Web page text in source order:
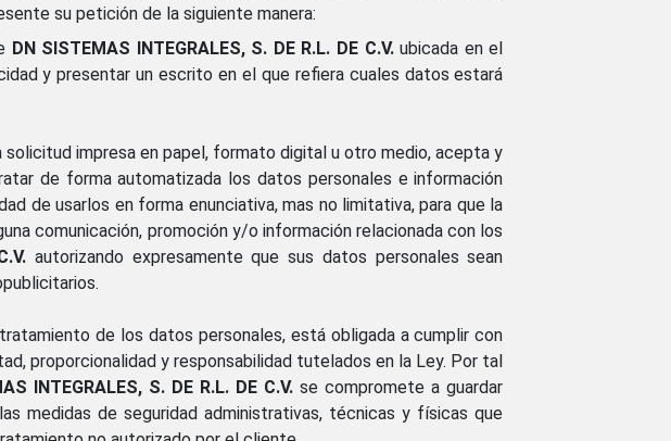
su petición de la siguiente manera:
DN SISTEMAS INTEGRALES, S. DE R.L. DE C.V.ubicada en el
y presentar un escrito en el que refiera cuales datos estará
impresa en papel, formato digital u otro medio, acepta y
de forma automatizada los datos personales e información
de usarlos en forma enunciativa, mas no limitativa, para que la
comunicación, promoción y/o información relacionada con los
autorizando expresamente que sus datos personales sean
de los datos personales, está obligada a cumplir con
proporcionalidad y responsabilidad tutelados en la Ley. Por tal
INTEGRALES, S. DE R.L. DE C.V. se compromete a guardar
medidas de seguridad administrativas, técnicas y físicas que